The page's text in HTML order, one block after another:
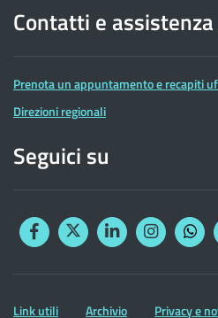
Contatti e assistenza
Prenota un appuntamento e recapiti
Direzioni regionali
Seguici su
FacebookTwitterLinkedinInstagram
Altre
Link utili Archivio Privacy e